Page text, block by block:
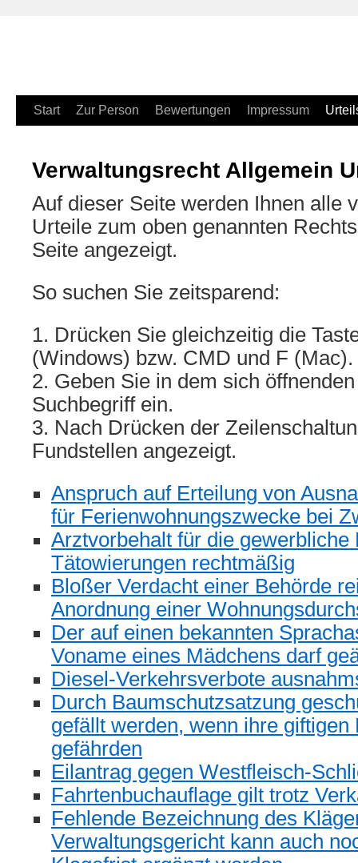
Zum
springen
Start Zur Person Bewertungen Impressum
Verwaltungsrecht Allgemein
Auf dieser Seite werden Ihnen alle
Urteile zum oben genannten
Seite angezeigt.
So suchen Sie zeitsparend:
1. Drücken Sie gleichzeitig die
(Windows) bzw. CMD und F (Mac).
2. Geben Sie in dem sich
Suchbegriff ein.
3. Nach Drücken der
Fundstellen angezeigt.
Anspruch auf Erteilung von
für Ferienwohnungszwecke bei
Arztvorbehalt für die gewerbliche
Tätowierungen rechtmäßig
Bloßer Verdacht einer Behörde
Anordnung einer
Der auf einen bekannten
Voname eines Mädchens darf
Diesel-Verkehrsverbote
Durch Baumschutzsatzung
gefällt werden, wenn ihre giftigen
gefährden
Eilantrag gegen Westfleisch-
Fahrtenbuchauflage gilt trotz
Fehlende Bezeichnung des
Verwaltungsgericht kann auch